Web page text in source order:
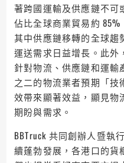
著跨國運輸及供應鏈不可
佔比全球商業貿易約 85%
其中供應鏈移轉的全球趨
運送需求日益增長。此外
針對物流、供應鏈和運
之二的物流業者預期「
效帶來顯著效益，顯見物
期盼與需求。
BBTruck 共同創辦人暨執
續蓬勃發展，各港口的貨